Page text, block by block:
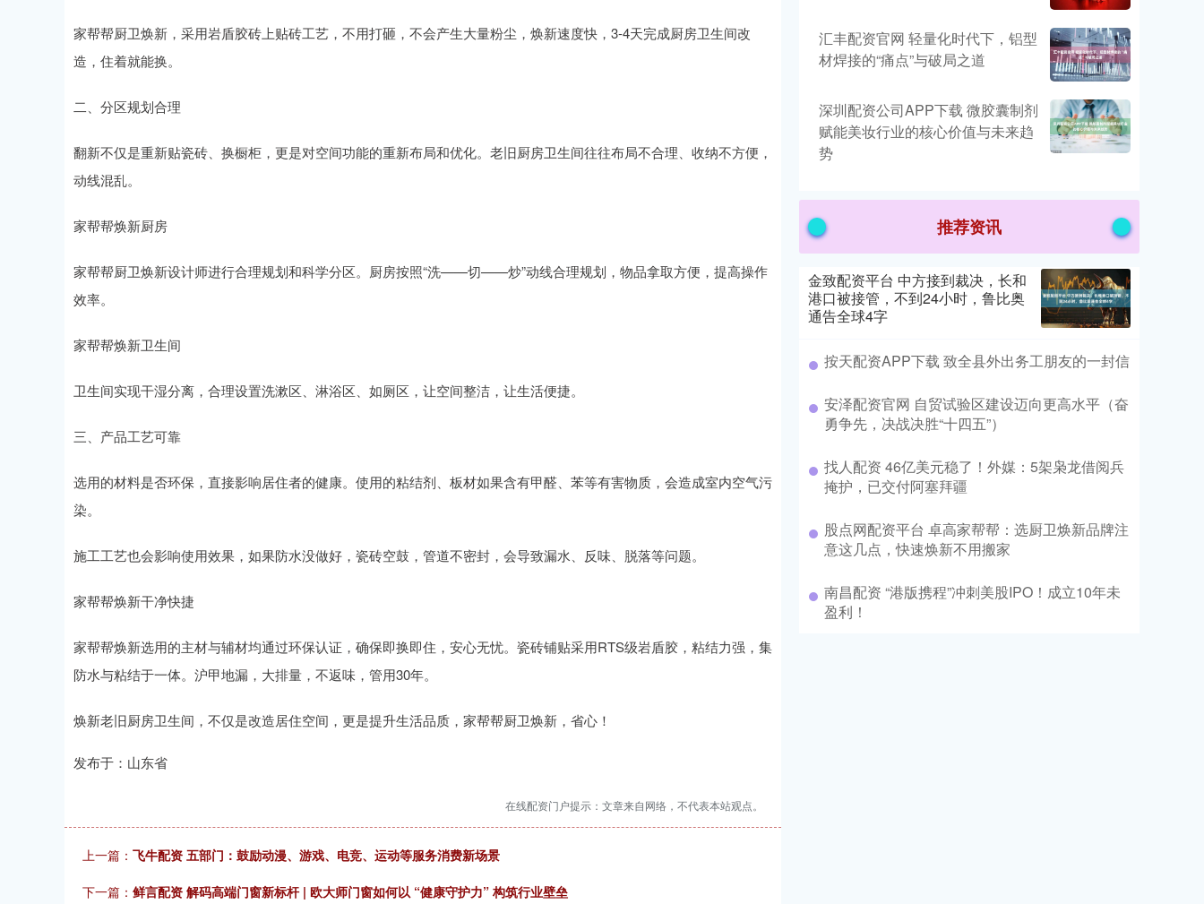
家帮帮厨卫焕新，采用岩盾胶砖上贴砖工艺，不用打砸，不会产生大量粉尘，焕新速度快，3-4天完成厨房卫生间改
造，住着就能换。
二、分区规划合理
翻新不仅是重新贴瓷砖、换橱柜，更是对空间功能的重新布局和优化。老旧厨房卫生间往往布局不合理、收纳不方便，
动线混乱。
家帮帮焕新厨房
家帮帮厨卫焕新设计师进行合理规划和科学分区。厨房按照“洗——切——炒”动线合理规划，物品拿取方便，提高操作
效率。
家帮帮焕新卫生间
卫生间实现干湿分离，合理设置洗漱区、淋浴区、如厕区，让空间整洁，让生活便捷。
三、产品工艺可靠
选用的材料是否环保，直接影响居住者的健康。使用的粘结剂、板材如果含有甲醛、苯等有害物质，会造成室内空气污
染。
施工工艺也会影响使用效果，如果防水没做好，瓷砖空鼓，管道不密封，会导致漏水、反味、脱落等问题。
家帮帮焕新干净快捷
家帮帮焕新选用的主材与辅材均通过环保认证，确保即换即住，安心无忧。瓷砖铺贴采用RTS级岩盾胶，粘结力强，集
防水与粘结于一体。沪甲地漏，大排量，不返味，管用30年。
焕新老旧厨房卫生间，不仅是改造居住空间，更是提升生活品质，家帮帮厨卫焕新，省心！
发布于：山东省
在线配资门户提示：文章来自网络，不代表本站观点。
上一篇： 飞牛配资 五部门：鼓励动漫、游戏、电竞、运动等服务消费新场景
下一篇： 鲜言配资 解码高端门窗新标杆 | 欧大师门窗如何以 “健康守护力” 构筑行业壁垒
汇丰配资官网 轻量化时代下，铝型
材焊接的“痛点”与破局之道
深圳配资公司APP下载 微胶囊制剂
赋能美妆行业的核心价值与未来趋
势
推荐资讯
金致配资平台 中方接到裁决，长和
港口被接管，不到24小时，鲁比奥
通告全球4字
按天配资APP下载 致全县外出务工朋友的一封信
安泽配资官网 自贸试验区建设迈向更高水平（奋
勇争先，决战决胜“十四五”）
找人配资 46亿美元稳了！外媒：5架枭龙借阅兵
掩护，已交付阿塞拜疆
股点网配资平台 卓高家帮帮：选厨卫焕新品牌注
意这几点，快速焕新不用搬家
南昌配资 “港版携程”冲刺美股IPO！成立10年未
盈利！